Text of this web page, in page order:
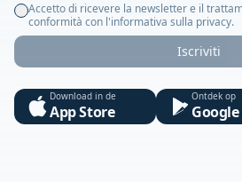
Accetto di ricevere la newsletter e il
conformità con l'informativa sulla privacy.
Iscriviti
Download in de
App Store
Ontdek op